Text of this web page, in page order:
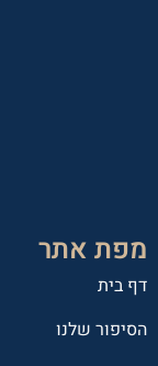
מפת אתר
דף בית
הסיפור שלנו